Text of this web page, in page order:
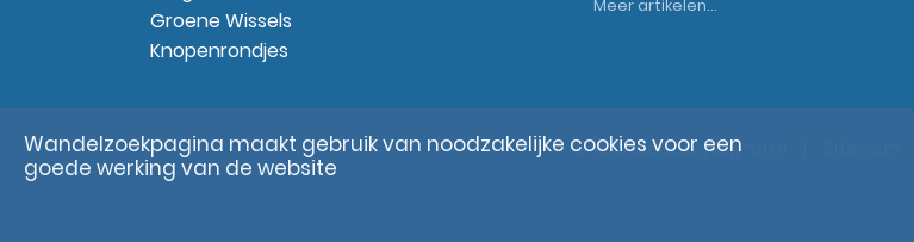
Groene Wissels
Knopenrondjes
Meer artikelen...
© Wandelzoekpagina.nl
Wandelzoekpagina maakt gebruik van noodzakelijke cookies voor een
goede werking van de website